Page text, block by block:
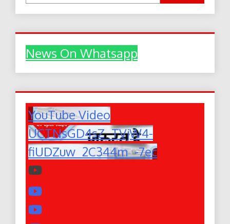
News On Whatsapp
YouTube Video
UCTNsGD4sZ_TVjW4-
fiUDZuw_2C344m_-7ec